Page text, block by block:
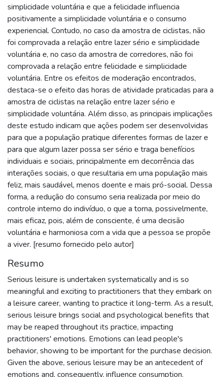
simplicidade voluntária e que a felicidade influencia
positivamente a simplicidade voluntária e o consumo
experiencial. Contudo, no caso da amostra de ciclistas, não
foi comprovada a relação entre lazer sério e simplicidade
voluntária e, no caso da amostra de corredores, não foi
comprovada a relação entre felicidade e simplicidade
voluntária. Entre os efeitos de moderação encontrados,
destaca-se o efeito das horas de atividade praticadas para a
amostra de ciclistas na relação entre lazer sério e
simplicidade voluntária. Além disso, as principais implicações
deste estudo indicam que ações podem ser desenvolvidas
para que a população pratique diferentes formas de lazer e
para que algum lazer possa ser sério e traga benefícios
individuais e sociais, principalmente em decorrência das
interações sociais, o que resultaria em uma população mais
feliz, mais saudável, menos doente e mais pró-social. Dessa
forma, a redução do consumo seria realizada por meio do
controle interno do indivíduo, o que a torna, possivelmente,
mais eficaz, pois, além de consciente, é uma decisão
voluntária e harmoniosa com a vida que a pessoa se propõe
a viver. [resumo fornecido pelo autor]
Resumo
Serious leisure is undertaken systematically and is so
meaningful and exciting to practitioners that they embark on
a leisure career, wanting to practice it long-term. As a result,
serious leisure brings social and psychological benefits that
may be reaped throughout its practice, impacting
practitioners' emotions. Emotions can lead people's
behavior, showing to be important for the purchase decision.
Given the above, serious leisure may be an antecedent of
emotions and, consequently, influence consumption.